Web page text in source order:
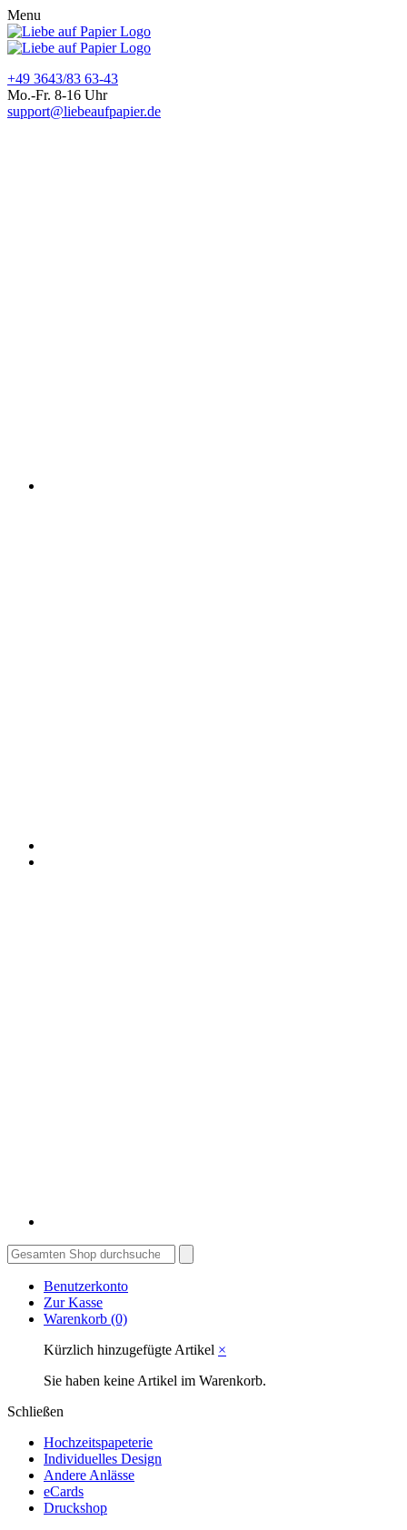
Menu
+49 3643/83 63-43
Mo.-Fr. 8-16 Uhr
support@liebeaufpapier.de
Benutzerkonto
Zur Kasse
Warenkorb (0)
Kürzlich hinzugefügte Artikel ×
Sie haben keine Artikel im Warenkorb.
Schließen
Hochzeitspapeterie
Individuelles Design
Andere Anlässe
eCards
Druckshop